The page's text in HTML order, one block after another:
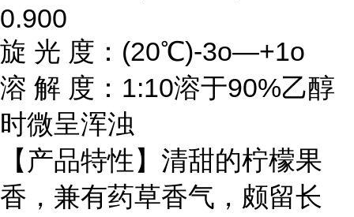
0.900
旋 光 度：(20℃)-3o—+1o
溶 解 度：1:10溶于90%乙醇
时微呈浑浊
【产品特性】清甜的柠檬果
香，兼有药草香气，颇留长